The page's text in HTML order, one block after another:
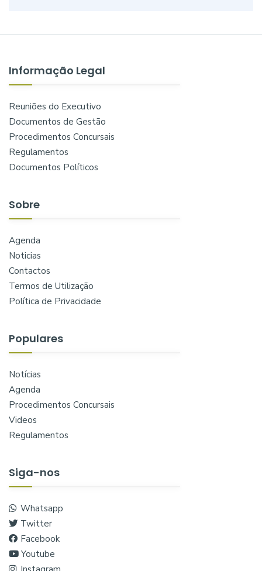
Informação Legal
Reuniões do Executivo
Documentos de Gestão
Procedimentos Concursais
Regulamentos
Documentos Políticos
Sobre
Agenda
Noticias
Contactos
Termos de Utilização
Política de Privacidade
Populares
Notícias
Agenda
Procedimentos Concursais
Videos
Regulamentos
Siga-nos
Whatsapp
Twitter
Facebook
Youtube